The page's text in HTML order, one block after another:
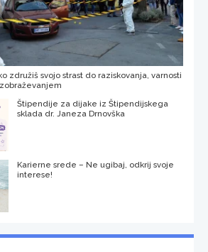
združiš svojo strast do raziskovanja, varnosti
Štipendije za dijake iz Štipendijskega
sklada dr. Janeza Drnovška
Karierne srede – Ne ugibaj, odkrij svoje
interese!